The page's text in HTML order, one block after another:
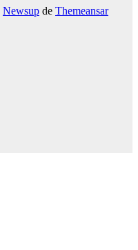
Newsup de Themeansar